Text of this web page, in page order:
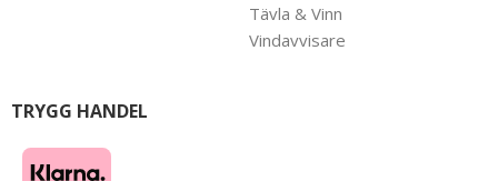
Tävla & Vinn
Vindavvisare
TRYGG HANDEL